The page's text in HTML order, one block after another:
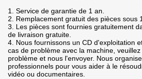
1. Service de garantie de 1 an.
2. Remplacement gratuit des pièces sous
3. Les pièces sont fournies gratuitement
de livraison gratuite.
4. Nous fournissons un CD d'exploitation
cas de problème avec la machine,
problème et nous l'envoyer. Nous
professionnels pour vous aider à le
vidéo ou documentaires.